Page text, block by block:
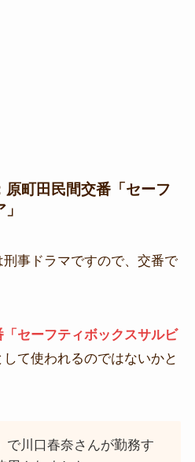
原町田民間交番「セーフ
刑事ドラマですので、交番で
セーフティボックスサルビ
て使われるのではないかと
で川口春奈さんが勤務す